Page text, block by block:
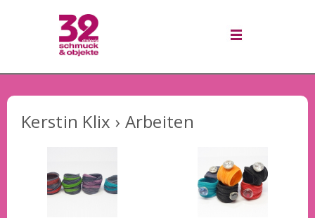
Kerstin Klix › Arbeiten